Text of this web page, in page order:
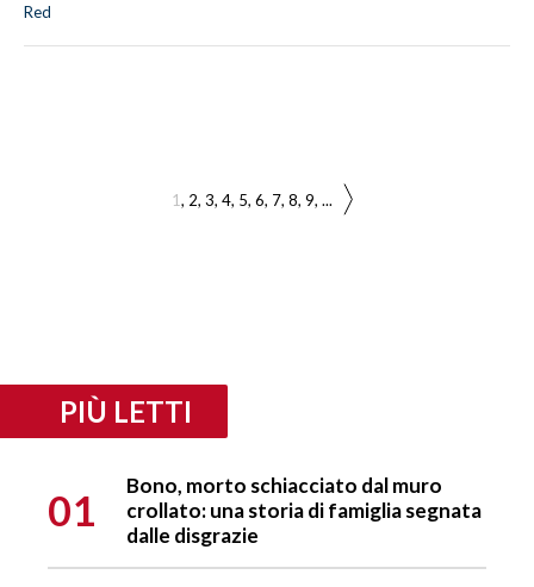
Red
1 2 3 4 5 6 7 8 9 ...
PIÙ LETTI
01
Bono, morto schiacciato dal muro
crollato: una storia di famiglia segnata
dalle disgrazie